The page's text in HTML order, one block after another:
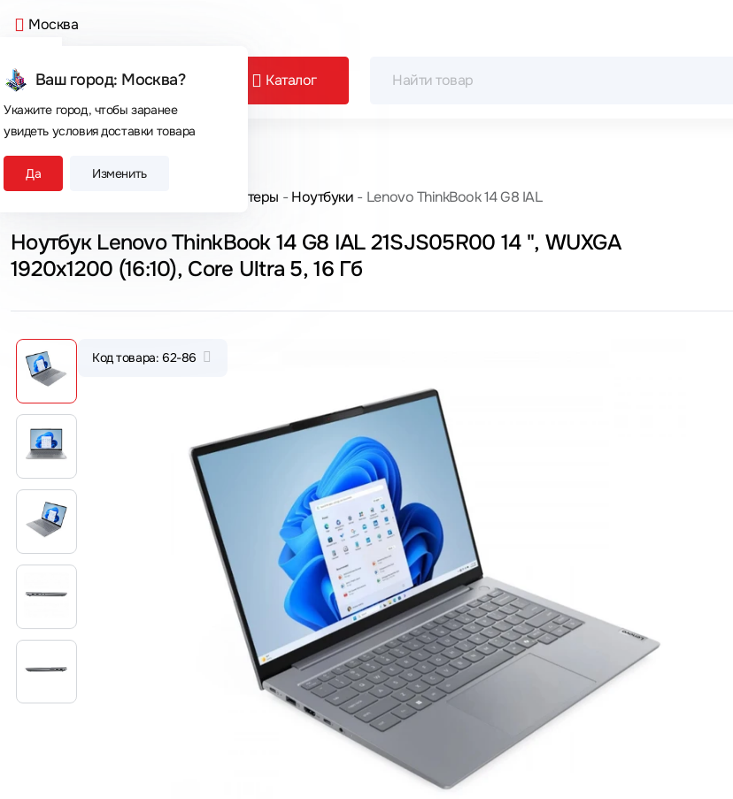
Москва
Ваш город: Москва?
Укажите город, чтобы заранее
увидеть условия доставки товара
Да Изменить
Каталог
Сегодня покупают
Главная Компьютеры Ноутбуки Lenovo ThinkBook 14 G8 IAL
Ноутбук Lenovo ThinkBook 14 G8 IAL 21SJS05R00 14 ", WUXGA
1920x1200 (16:10), Core Ultra 5, 16 Гб
Код товара: 62-86